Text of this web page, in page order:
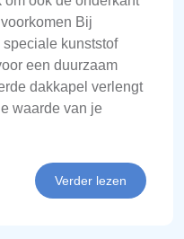
Bij
kunststof
een duurzaam
dakkapel verlengt
waarde van je
Verder lezen